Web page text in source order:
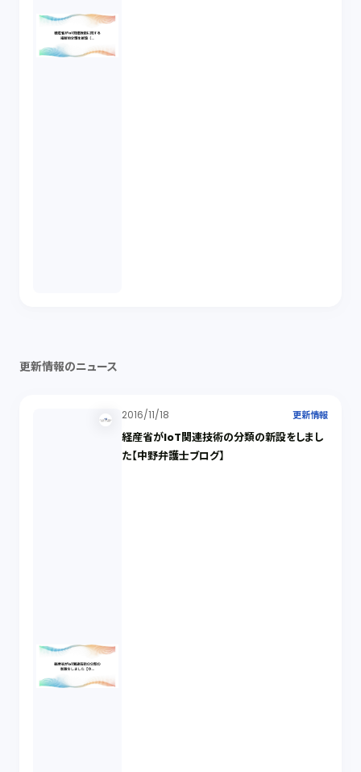
更新情報のニュース
2016/11/18 更新情報
経産省がIoT関連技術の分類の新設をしまし
た【中野弁護士ブログ】